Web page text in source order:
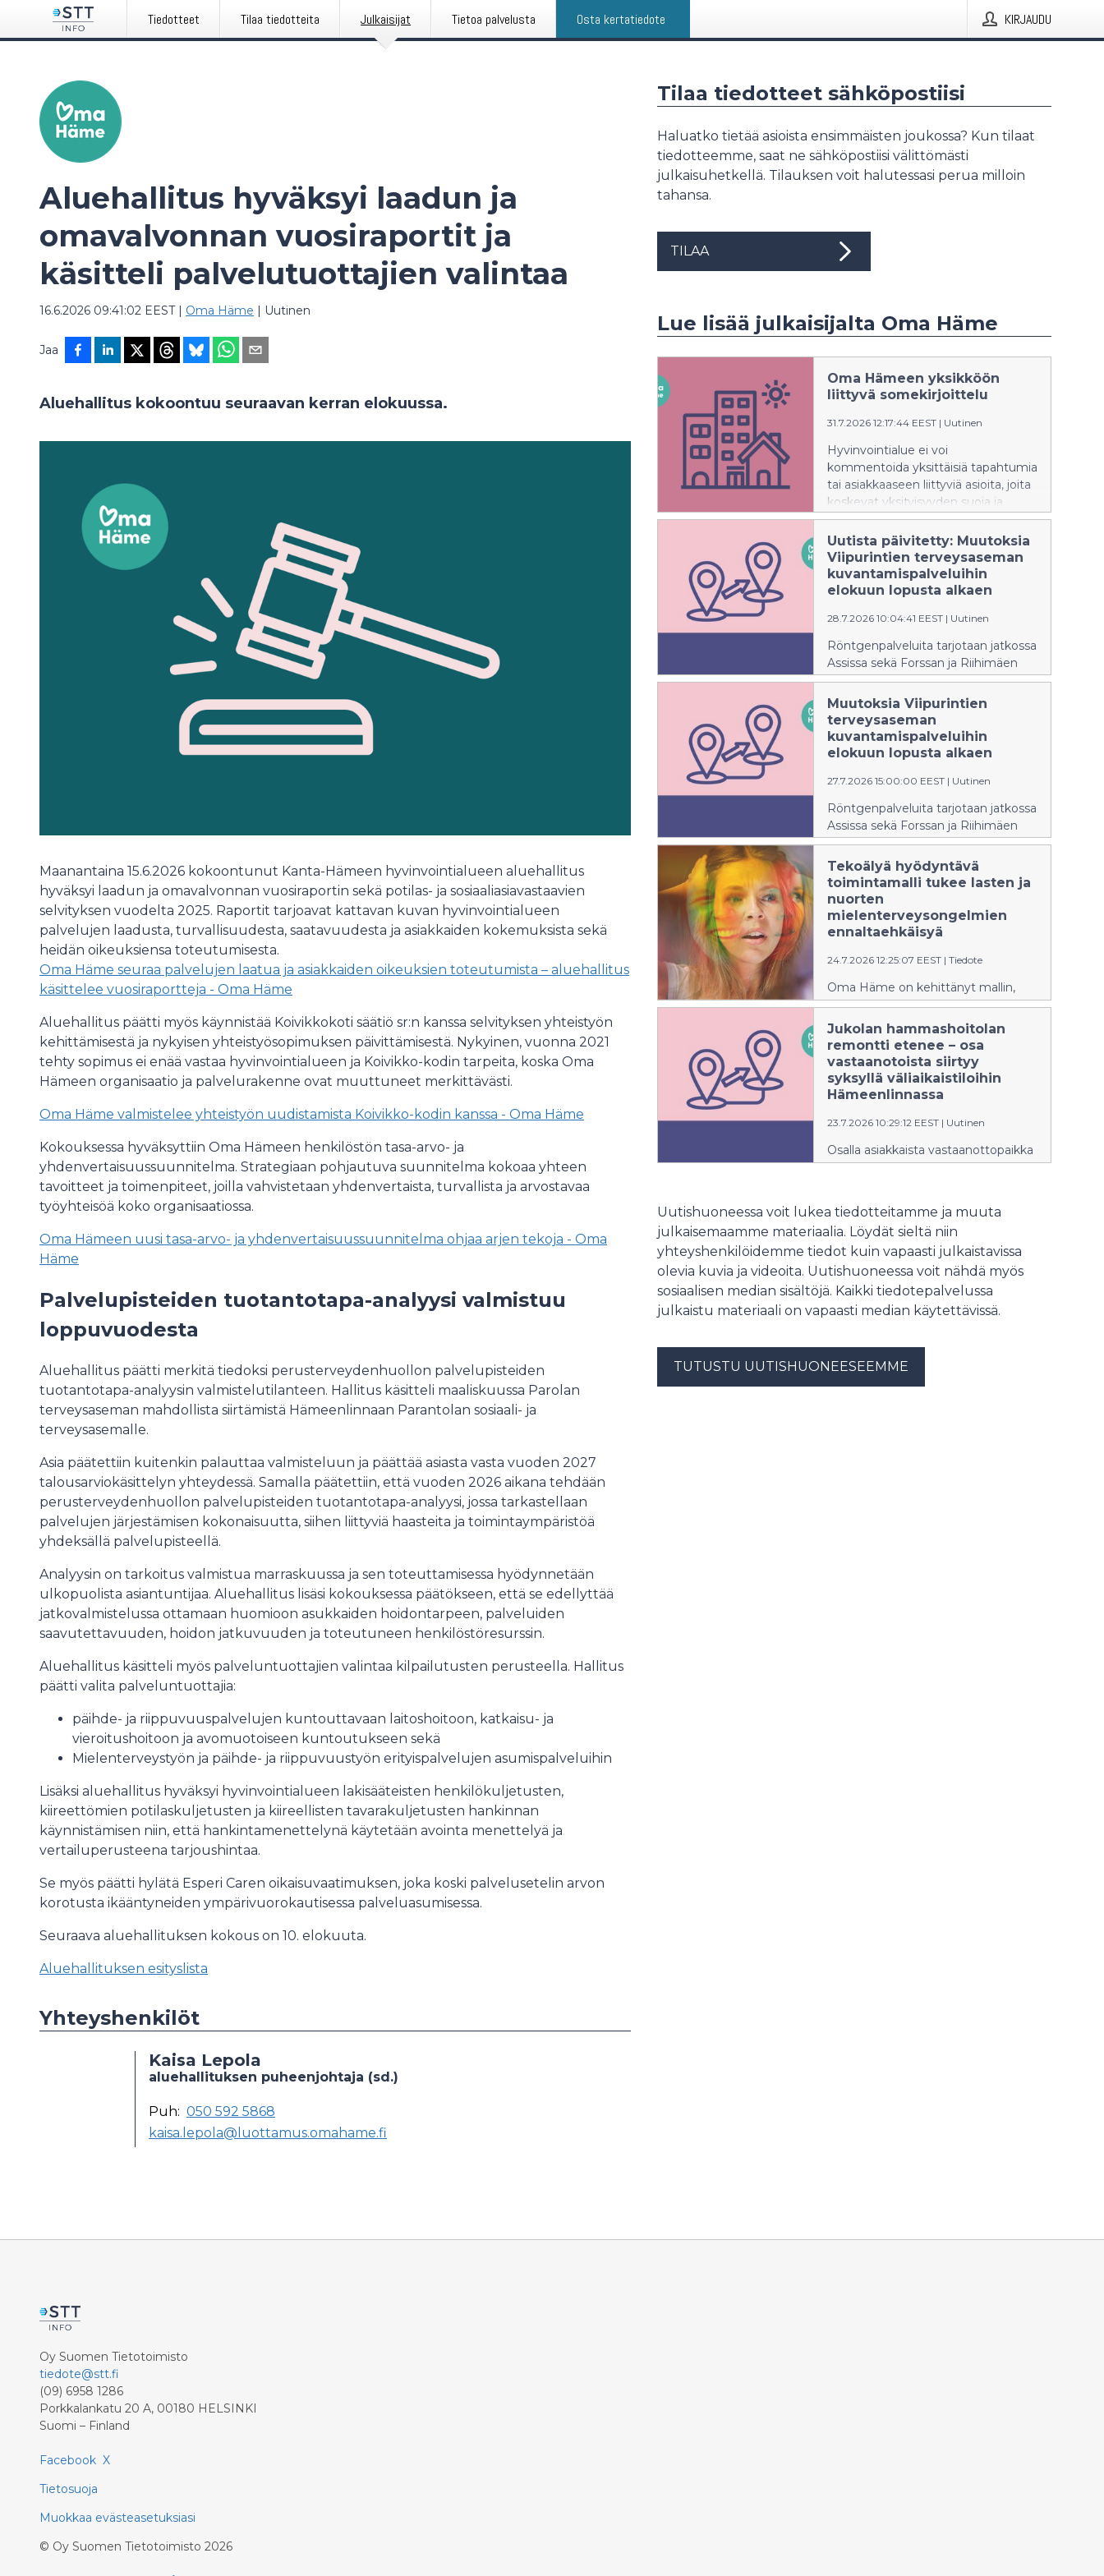
Tiedotteet Tilaa tiedotteita Julkaisijat Tietoa palvelusta Osta kertatiedote KIRJAUDU
Aluehallitus hyväksyi laadun ja
omavalvonnan vuosiraportit ja
käsitteli palvelutuottajien valintaa
16.6.2026 09:41:02 EEST| Oma Häme | Uutinen
Jaa
Aluehallitus kokoontuu seuraavan kerran elokuussa.
Maanantaina 15.6.2026 kokoontunut Kanta-Hämeen hyvinvointialueen aluehallitus
hyväksyi laadun ja omavalvonnan vuosiraportin sekä potilas- ja sosiaaliasiavastaavien
selvityksen vuodelta 2025. Raportit tarjoavat kattavan kuvan hyvinvointialueen
palvelujen laadusta, turvallisuudesta, saatavuudesta ja asiakkaiden kokemuksista sekä
heidän oikeuksiensa toteutumisesta.
Oma Häme seuraa palvelujen laatua ja asiakkaiden oikeuksien toteutumista – aluehallitus
käsittelee vuosiraportteja - Oma Häme
Aluehallitus päätti myös käynnistää Koivikkokoti säätiö sr:n kanssa selvityksen yhteistyön
kehittämisestä ja nykyisen yhteistyösopimuksen päivittämisestä. Nykyinen, vuonna 2021
tehty sopimus ei enää vastaa hyvinvointialueen ja Koivikko-kodin tarpeita, koska Oma
Hämeen organisaatio ja palvelurakenne ovat muuttuneet merkittävästi.
Oma Häme valmistelee yhteistyön uudistamista Koivikko-kodin kanssa - Oma Häme
Kokouksessa hyväksyttiin Oma Hämeen henkilöstön tasa-arvo- ja
yhdenvertaisuussuunnitelma. Strategiaan pohjautuva suunnitelma kokoaa yhteen
tavoitteet ja toimenpiteet, joilla vahvistetaan yhdenvertaista, turvallista ja arvostavaa
työyhteisöä koko organisaatiossa.
Oma Hämeen uusi tasa-arvo- ja yhdenvertaisuussuunnitelma ohjaa arjen tekoja - Oma
Häme
Palvelupisteiden tuotantotapa-analyysi valmistuu
loppuvuodesta
Aluehallitus päätti merkitä tiedoksi perusterveydenhuollon palvelupisteiden
tuotantotapa-analyysin valmistelutilanteen. Hallitus käsitteli maaliskuussa Parolan
terveysaseman mahdollista siirtämistä Hämeenlinnaan Parantolan sosiaali- ja
terveysasemalle.
Asia päätettiin kuitenkin palauttaa valmisteluun ja päättää asiasta vasta vuoden 2027
talousarviokäsittelyn yhteydessä. Samalla päätettiin, että vuoden 2026 aikana tehdään
perusterveydenhuollon palvelupisteiden tuotantotapa-analyysi, jossa tarkastellaan
palvelujen järjestämisen kokonaisuutta, siihen liittyviä haasteita ja toimintaympäristöä
yhdeksällä palvelupisteellä.
Analyysin on tarkoitus valmistua marraskuussa ja sen toteuttamisessa hyödynnetään
ulkopuolista asiantuntijaa. Aluehallitus lisäsi kokouksessa päätökseen, että se edellyttää
jatkovalmistelussa ottamaan huomioon asukkaiden hoidontarpeen, palveluiden
saavutettavuuden, hoidon jatkuvuuden ja toteutuneen henkilöstöresurssin.
Aluehallitus käsitteli myös palveluntuottajien valintaa kilpailutusten perusteella. Hallitus
päätti valita palveluntuottajia:
päihde- ja riippuvuuspalvelujen kuntouttavaan laitoshoitoon, katkaisu- ja
vieroitushoitoon ja avomuotoiseen kuntoutukseen sekä
Mielenterveystyön ja päihde- ja riippuvuustyön erityispalvelujen asumispalveluihin
Lisäksi aluehallitus hyväksyi hyvinvointialueen lakisääteisten henkilökuljetusten,
kiireettömien potilaskuljetusten ja kiireellisten tavarakuljetusten hankinnan
käynnistämisen niin, että hankintamenettelynä käytetään avointa menettelyä ja
vertailuperusteena tarjoushintaa.
Se myös päätti hylätä Esperi Caren oikaisuvaatimuksen, joka koski palvelusetelin arvon
korotusta ikääntyneiden ympärivuorokautisessa palveluasumisessa.
Seuraava aluehallituksen kokous on 10. elokuuta.
Aluehallituksen esityslista
Yhteyshenkilöt
Kaisa Lepola
aluehallituksen puheenjohtaja (sd.)
Puh: 050 592 5868
kaisa.lepola@luottamus.omahame.fi
Tilaa tiedotteet sähköpostiisi
Haluatko tietää asioista ensimmäisten joukossa? Kun tilaat
tiedotteemme, saat ne sähköpostiisi välittömästi
julkaisuhetkellä. Tilauksen voit halutessasi perua milloin
tahansa.
TILAA
Lue lisää julkaisijalta Oma Häme
Oma Hämeen yksikköön
liittyvä somekirjoittelu
31.7.2026 12:17:44 EEST | Uutinen
Hyvinvointialue ei voi
kommentoida yksittäisiä tapahtumia
tai asiakkaaseen liittyviä asioita, joita
koskevat yksityisyyden suoja ja
salassapitosäännökset.
Uutista päivitetty: Muutoksia
Viipurintien terveysaseman
kuvantamispalveluihin
elokuun lopusta alkaen
28.7.2026 10:04:41 EEST | Uutinen
Röntgenpalveluita tarjotaan jatkossa
Assissa sekä Forssan ja Riihimäen
sote-keskuksissa.
Muutoksia Viipurintien
terveysaseman
kuvantamispalveluihin
elokuun lopusta alkaen
27.7.2026 15:00:00 EEST | Uutinen
Röntgenpalveluita tarjotaan jatkossa
Assissa sekä Forssan ja Riihimäen
sote-keskuksissa.
Tekoälyä hyödyntävä
toimintamalli tukee lasten ja
nuorten
mielenterveysongelmien
ennaltaehkäisyä
24.7.2026 12:25:07 EEST | Tiedote
Oma Häme on kehittänyt mallin,
joka auttaa tunnistamaan tuen
tarpeita aikaisemmin.
Jukolan hammashoitolan
remontti etenee – osa
vastaanotoista siirtyy
syksyllä väliaikaistiloihin
Hämeenlinnassa
23.7.2026 10:29:12 EEST | Uutinen
Osalla asiakkaista vastaanottopaikka
muuttuu aiemmin ilmoitetusta.
Uutishuoneessa voit lukea tiedotteitamme ja muuta
julkaisemaamme materiaalia. Löydät sieltä niin
yhteyshenkilöidemme tiedot kuin vapaasti julkaistavissa
olevia kuvia ja videoita. Uutishuoneessa voit nähdä myös
sosiaalisen median sisältöjä. Kaikki tiedotepalvelussa
julkaistu materiaali on vapaasti median käytettävissä.
TUTUSTU UUTISHUONEESEEMME
Oy Suomen Tietotoimisto
tiedote@stt.fi
(09) 6958 1286
Porkkalankatu 20 A, 00180 HELSINKI
Suomi – Finland
Facebook X
Tietosuoja
Muokkaa evästeasetuksiasi
© Oy Suomen Tietotoimisto 2026